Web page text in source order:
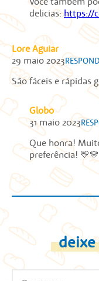
delicias:https://
Lore Aguiar
29 maio 2023
São fáceis e rápidas
Globo
31 maio 2023
Que honra!
preferência! 💛💛